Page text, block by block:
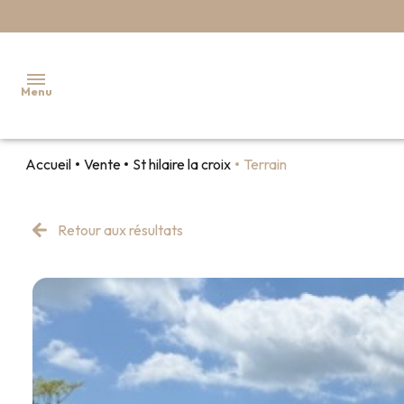
Menu
NOS
EN
VENTE
NOS
BIENS EN
LOCATION
Accueil Vente St hilaire la croix Terrain
Retour aux résultats